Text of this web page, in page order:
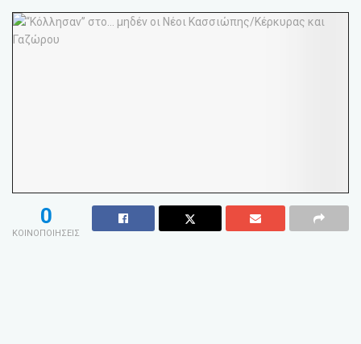
0
ΚΟΙΝΟΠΟΙΗΣΕΙΣ